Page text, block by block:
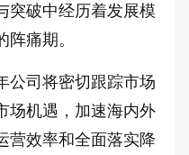
突破中经历着发展模
痛期。
公司将密切跟踪市场
场机遇，加速海内外
营效率和全面落实降